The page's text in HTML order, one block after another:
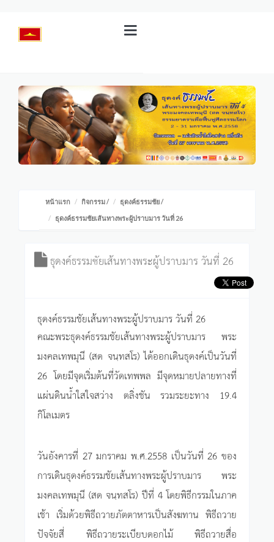
หน้าแรก กิจกรรม/ ธุดงค์ธรรมชัย/
ธุดงค์ธรรมชัยเส้นทางพระผู้ปราบมาร วันที่ 26
ธุดงค์ธรรมชัยเส้นทางพระผู้ปราบมาร วันที่ 26
ธุดงค์ธรรมชัยเส้นทางพระผู้ปราบมาร วันที่ 26
คณะพระธุดงค์ธรรมชัยเส้นทางพระผู้ปราบมาร พระ
มงคลเทพมุนี (สด จนฺทสโร) ได้ออกเดินธุดงค์เป็นวันที่
26 โดยมีจุดเริ่มต้นที่วัดเทพพล มีจุดหมายปลายทางที่
แผ่นดินน้ำใสใจสว่าง ตลิ่งชัน รวมระยะทาง 19.4
กิโลเมตร
วันอังคารที่ 27 มกราคม พ.ศ.2558 เป็นวันที่ 26 ของ
การเดินธุดงค์ธรรมชัยเส้นทางพระผู้ปราบมาร พระ
มงคลเทพมุนี (สด จนฺทสโร) ปีที่ 4 โดยพิธีกรรมในภาค
เช้า เริ่มด้วยพิธีถวายภัตตาหารเป็นสังฆทาน พิธีถวาย
ปัจจัยสี่ พิธีถวายระเบียบดอกไม้ พิธีถวายสื่อ